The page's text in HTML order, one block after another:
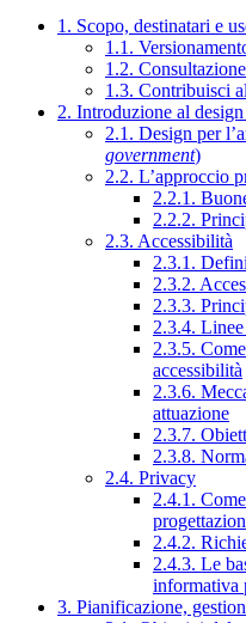
1. Scopo, destinatari e
1.1.
1.2.
1.3. Contribuisci
2. Introduzione al
2.1. Design per
government)
2.2. L’approccio
2.2.1.
2.2.2.
2.3. Accessibilità
2.3.1.
2.3.2.
2.3.3.
2.3.4.
2.3.5.
accessibilità
2.3.6.
attuazione
2.3.7.
2.3.8.
2.4. Privacy
2.4.1.
2.4.2.
2.4.3. Le
informativa
3. Pianificazione,